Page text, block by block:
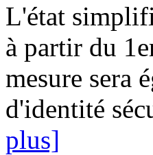
L'état
à partir du
mesure sera
d'identité
plus]